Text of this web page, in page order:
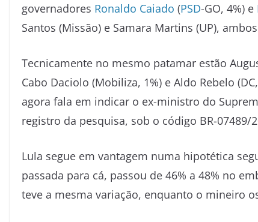
governadores Ronaldo Caiado (PSD-GO, 4%) e
Santos (Missão) e Samara Martins (UP),
Tecnicamente no mesmo patamar estão
Cabo Daciolo (Mobiliza, 1%) e Aldo Rebelo
agora fala em indicar o ex-ministro do
registro da pesquisa, sob o código BR-07489/
Lula segue em vantagem numa hipotética
passada para cá, passou de 46% a 48% no
teve a mesma variação, enquanto o mineiro